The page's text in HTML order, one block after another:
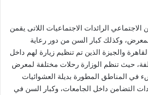
الاجتماعي الرائدات الاجتماعيات اللاتى يقمن
وكذلك كبار السن من دور رعاية
والجيزة الذين تم تنظيم زيارة لهم داخل
حيث تنظم الوزارة رحلات مختلفة لمعرض
في المناطق المطورة بديلة العشوائيات
التضامن داخل الجامعات، وكبار السن في